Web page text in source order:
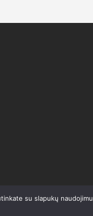
su slapukų naudojimu